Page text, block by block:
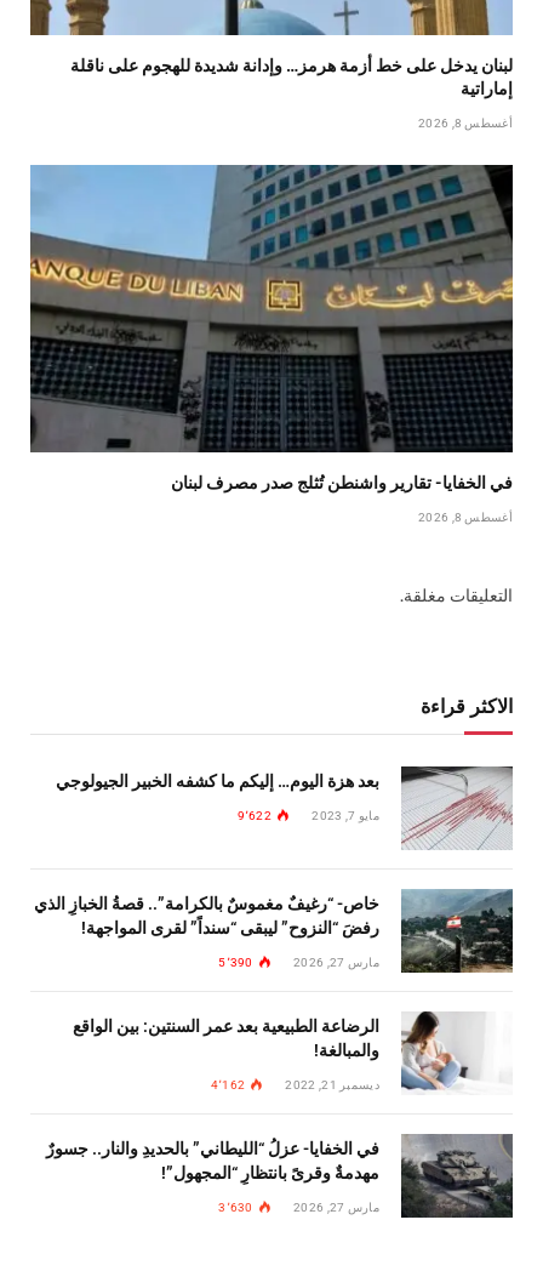
لبنان يدخل على خط أزمة هرمز… وإدانة شديدة للهجوم على ناقلة
إماراتية
أغسطس 8, 2026
في الخفايا- تقارير واشنطن تُثلج صدر مصرف لبنان
أغسطس 8, 2026
التعليقات مغلقة.
الاكثر قراءة
بعد هزة اليوم… إليكم ما كشفه الخبير الجيولوجي
مايو 7, 2023 9٬622
خاص- “رغيفٌ مغموسٌ بالكرامة”.. قصةُ الخبازِ الذي
رفضَ “النزوح” ليبقى “سنداً” لقرى المواجهة!
مارس 27, 2026 5٬390
الرضاعة الطبيعية بعد عمر السنتين: بين الواقع
والمبالغة!
ديسمبر 21, 2022 4٬162
في الخفايا- عزلُ “الليطاني” بالحديدِ والنار.. جسورٌ
مهدمةٌ وقرىً بانتظارِ “المجهول”!
مارس 27, 2026 3٬630